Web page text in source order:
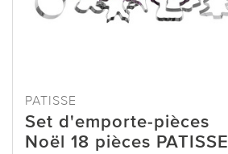
PATISSE
Set d'emporte-pièces
Noël 18 pièces PATISSE